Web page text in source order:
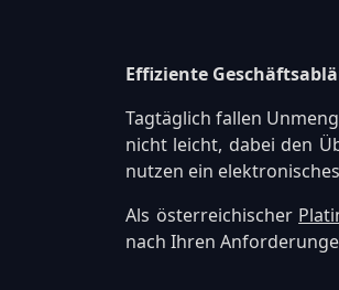
Effiziente
Tagtäglich fallen
nicht leicht, dabei den
nutzen ein
Als österreichischer
nach Ihren